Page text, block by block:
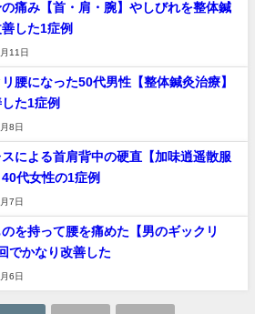
痛み【首・肩・腕】やしびれを整体鍼
した1症例
11日
腰になった50代男性【整体鍼灸治療】
た1症例
8日
スによる首肩背中の硬直【加味逍遥散服
代女性の1症例
7日
を持って腰を痛めた【男のギックリ
でかなり改善した
6日